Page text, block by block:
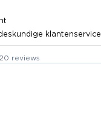
klantenservice
reviews